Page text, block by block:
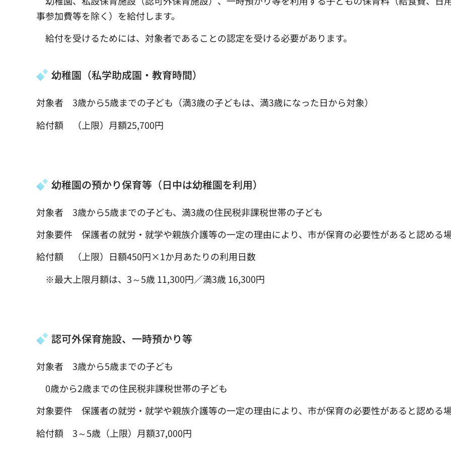
事参加費等を除く）を給付します。
給付を受けるためには、対象者であることの認定を受ける必要があります。
幼稚園（私学助成園・教育時間）
対象者 3歳から5歳までの子ども（満3歳の子どもは、満3歳になった日から対象）
給付額 （上限）月額25,700円
幼稚園の預かり保育等（日中は幼稚園を利用）
対象者 3歳から5歳までの子ども、満3歳の住民税非課税世帯の子ども
対象要件 保護者の就労・就学や親族介護等の一定の理由により、市が保育の必要性があると認める
給付額 （上限）日額450円×1か月あたりの利用日数
※最大上限月額は、3～5歳 11,300円／満3歳 16,300円
認可外保育施設、一時預かり等
対象者 3歳から5歳までの子ども
0歳から2歳までの住民税非課税世帯の子ども
対象要件 保護者の就労・就学や親族介護等の一定の理由により、市が保育の必要性があると認める
給付額 3～5歳（上限）月額37,000円